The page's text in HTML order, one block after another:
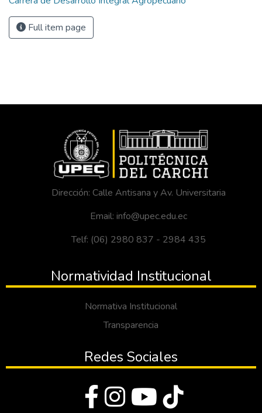
Full item page
Dirección: Calle Antisana y Av. Universitaria
Email: info@upec.edu.ec
Telf: (06) 2980 837 - 2984 435
Normatividad Institucional
Normativa Institucional
Transparencia
Redes Sociales